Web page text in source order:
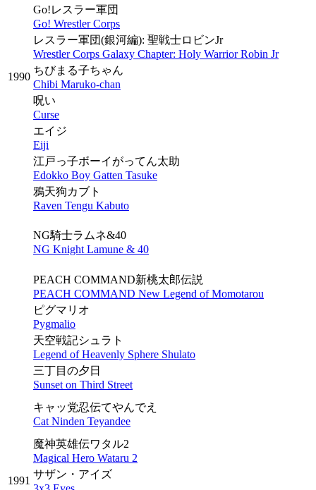
Go!レスラー軍団
Go! Wrestler Corps
レスラー軍団(銀河編): 聖戦士ロビンJr
Wrestler Corps Galaxy Chapter: Holy Warrior Robin Jr
1990
ちびまる子ちゃん
Chibi Maruko-chan
呪い
Curse
エイジ
Eiji
江戸っ子ボーイがってん太助
Edokko Boy Gatten Tasuke
鴉天狗カブト
Raven Tengu Kabuto
NG騎士ラムネ&40
NG Knight Lamune & 40
PEACH COMMAND新桃太郎伝説
PEACH COMMAND New Legend of Momotarou
ピグマリオ
Pygmalio
天空戦記シュラト
Legend of Heavenly Sphere Shulato
三丁目の夕日
Sunset on Third Street
キャッ党忍伝てやんでえ
Cat Ninden Teyandee
魔神英雄伝ワタル2
Magical Hero Wataru 2
1991
サザン・アイズ